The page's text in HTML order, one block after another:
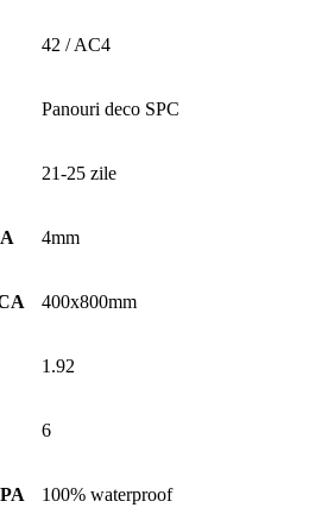
42 / AC4
Panouri deco SPC
21-25 zile
4mm
400x800mm
1.92
6
100% waterproof